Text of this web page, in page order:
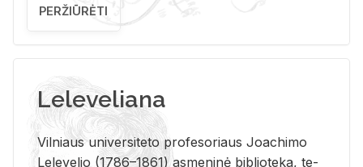
PERŽIŪRĖTI
Leleveliana
Vil­niaus uni­ver­si­te­to pro­fe­so­riaus Jo­a­chi­mo
Le­le­ve­lio (1786–1861) as­me­ni­nė bi­b­lio­te­ka, te­